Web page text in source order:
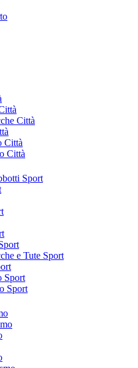
Città
Città
Città
Sport
e Tute Sport
Sport
Sport